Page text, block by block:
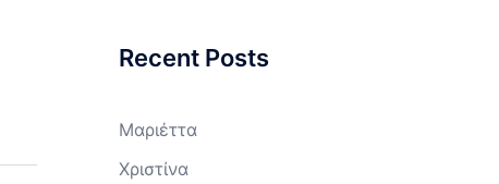
Recent Posts
Μαριέττα
Χριστίνα